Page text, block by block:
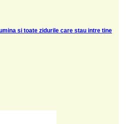
si toate zidurile care stau intre tine